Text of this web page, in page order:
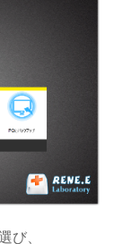
び、